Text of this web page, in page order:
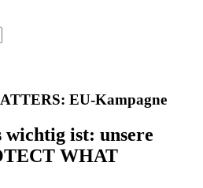
EU-Kampagne
wichtig ist: unsere
WHAT